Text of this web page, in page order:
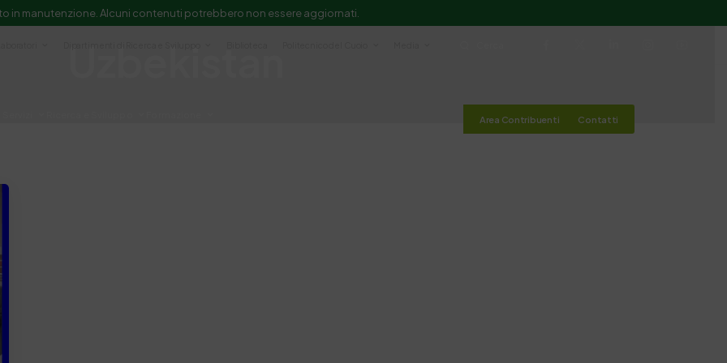
in manutenzione. Alcuni contenuti potrebbero non essere aggiornati.
Area Contribuenti Contatti